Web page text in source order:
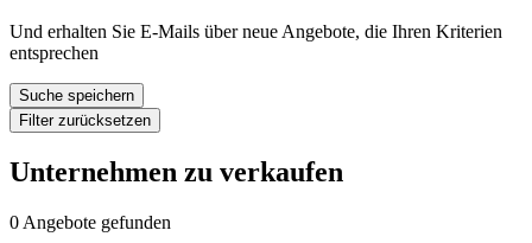
Und erhalten Sie E-Mails über neue Angebote, die Ihren Kriterien
entsprechen
Suche speichern
Filter zurücksetzen
Unternehmen zu verkaufen
0 Angebote gefunden